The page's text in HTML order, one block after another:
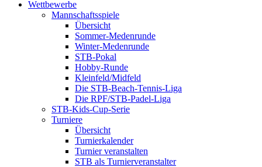
Wettbewerbe
Mannschaftsspiele
Übersicht
Sommer-Medenrunde
Winter-Medenrunde
STB-Pokal
Hobby-Runde
Kleinfeld/Midfeld
Die STB-Beach-Tennis-Liga
Die RPF/STB-Padel-Liga
STB-Kids-Cup-Serie
Turniere
Übersicht
Turnierkalender
Turnier veranstalten
STB als Turnierveranstalter